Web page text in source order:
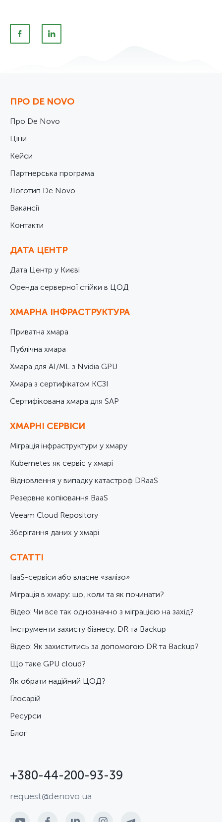
ПРО DE NOVO
Про De Novo
Ціни
Кейси
Партнерська програма
Логотип De Novo
Вакансії
Контакти
ДАТА ЦЕНТР
Дата Центр у Києві
Оренда серверної стійки в ЦОД
ХМАРНА ІНФРАСТРУКТУРА
Приватна хмара
Публічна хмара
Хмара для AI/ML з Nvidia GPU
Хмара з сертифікатом КСЗІ
Cертифікована хмара для SAP
ХМАРНІ СЕРВІСИ
Міграція інфраструктури у хмару
Kubernetes як сервіс у хмарі
Відновлення у випадку катастроф DRaaS
Резервне копіювання BaaS
Veeam Cloud Repository
Зберігання даних у хмарі
СТАТТІ
IaaS-сервіси або власне «залізо»
Міграція в хмару: що, коли та як починати?
Відео: Чи все так однозначно з міграцією на захід?
Інструменти захисту бізнесу: DR та Backup
Відео: Як захиститись за допомогою DR та Backup?
Що таке GPU cloud?
Як обрати надійний ЦОД?
Глосарій
Ресурси
Блог
+380-44-200-93-39
request@denovo.ua